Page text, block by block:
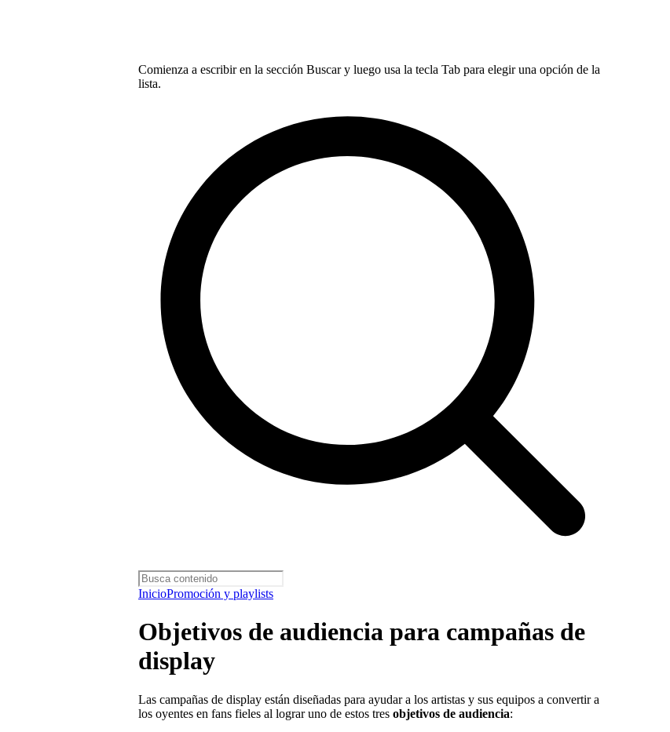
Comienza a escribir en la sección Buscar y luego usa la tecla Tab para elegir una opción de la
lista.
InicioPromoción y playlists
Objetivos de audiencia para campañas de
display
Las campañas de display están diseñadas para ayudar a los artistas y sus equipos a convertir a
los oyentes en fans fieles al lograr uno de estos tres objetivos de audiencia: